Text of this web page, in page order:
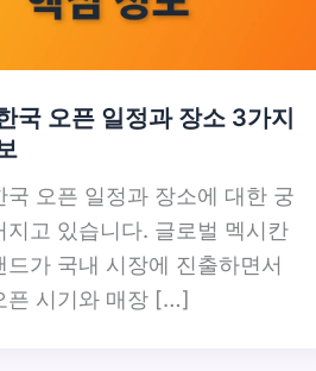
국 오픈 일정과 장소 3가지
국 오픈 일정과 장소에 대한 궁
지고 있습니다. 글로벌 멕시칸
드가 국내 시장에 진출하면서
픈 시기와 매장 […]